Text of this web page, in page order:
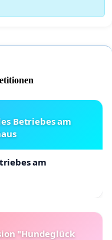
Betriebes am
am
"Hundeglück